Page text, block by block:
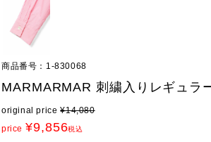
商品番号 1-830068
MARMARMAR 刺繍入りレギュラ
original price ¥14,080
price ¥9,856税込